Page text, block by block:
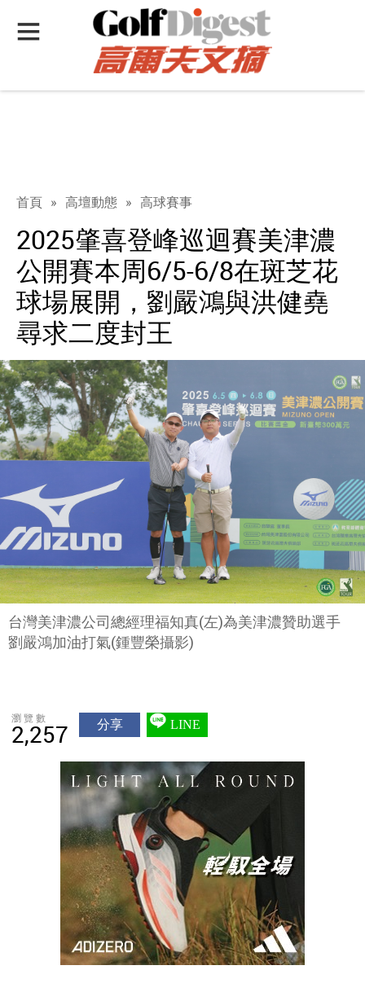
首頁 » 高壇動態 » 高球賽事
2025肇喜登峰巡迴賽美津濃
公開賽本周6/5-6/8在斑芝花
球場展開，劉嚴鴻與洪健堯
尋求二度封王
台灣美津濃公司總經理福知真(左)為美津濃贊助選手
劉嚴鴻加油打氣(鍾豐榮攝影)
瀏覽數
2,257 分享 LINE